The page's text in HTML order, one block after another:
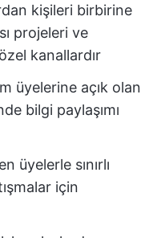
kişileri birbirine
projeleri ve
kanallardır
üyelerine açık olan
bilgi paylaşımı
üyelerle sınırlı
için